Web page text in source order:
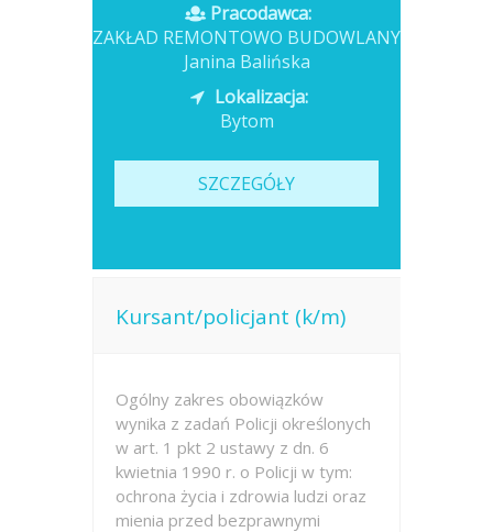
Pracodawca:
ZAKŁAD REMONTOWO BUDOWLANY
Janina Balińska
Lokalizacja:
Bytom
SZCZEGÓŁY
Kursant/policjant (k/m)
Ogólny zakres obowiązków
wynika z zadań Policji określonych
w art. 1 pkt 2 ustawy z dn. 6
kwietnia 1990 r. o Policji w tym:
ochrona życia i zdrowia ludzi oraz
mienia przed bezprawnymi